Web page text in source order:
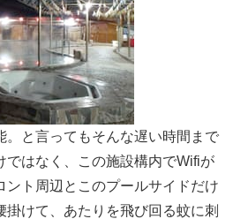
。と言ってもそんな遅い時間まで
ではなく、この施設構内でWifiが
ント周辺とこのプールサイドだけ
掛けて、あたりを飛び回る蚊に刺